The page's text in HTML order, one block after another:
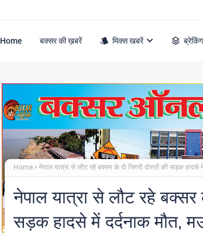
Home बक्सर की ख़बरें मिक्स खबरें ब्रेकिंग
Home नेपाल यात्रा से लौट रहे बक्सर के दो जिगरी दोस्तों की सड़क
नेपाल यात्रा से लौट रहे बक्सर
सड़क हादसे में दर्दनाक मौत,